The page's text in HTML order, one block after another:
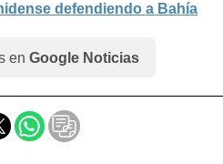
defendiendo a Bahía
en Google Noticias